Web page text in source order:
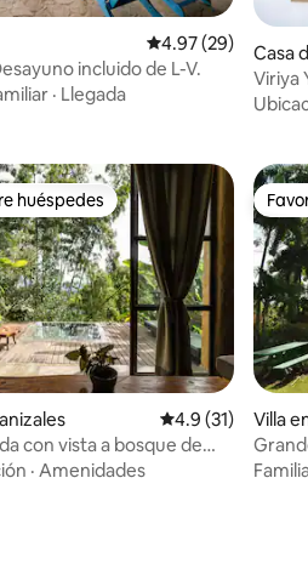
5; 153 evaluacionesCalificación
4.97 (29)
incluido de L-V.
· Llegada
Casa
Viriya
huéspedes
huéspedes
Calificación
4.9 (31)
a bosque de
· Amenidades
Villa